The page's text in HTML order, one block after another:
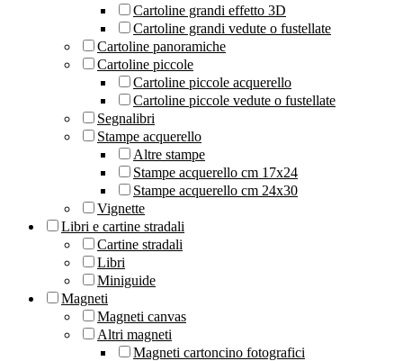
Cartoline grandi effetto 3D
Cartoline grandi vedute o fustellate
Cartoline panoramiche
Cartoline piccole
Cartoline piccole acquerello
Cartoline piccole vedute o fustellate
Segnalibri
Stampe acquerello
Altre stampe
Stampe acquerello cm 17x24
Stampe acquerello cm 24x30
Vignette
Libri e cartine stradali
Cartine stradali
Libri
Miniguide
Magneti
Magneti canvas
Altri magneti
Magneti cartoncino fotografici